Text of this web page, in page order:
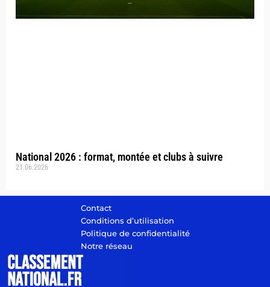
National 2026 : format, montée et clubs à suivre
21.06.2026
Contact
Conditions d’utilisation
Politique de confidentialité
Notre réseau